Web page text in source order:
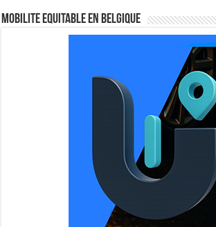
MOBILITE EQUITABLE EN BELGIQUE